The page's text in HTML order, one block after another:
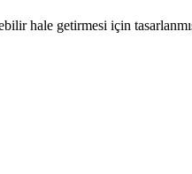
hale getirmesi için